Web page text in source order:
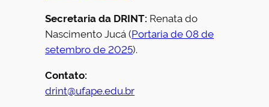
Secretaria da DRINT: Renata do
Nascimento Jucá (Portaria de 08 de
setembro de 2025).
Contato:
drint@ufape.edu.br